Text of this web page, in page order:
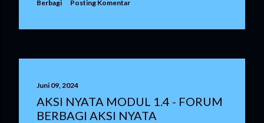
Berbagi Posting Komentar
Juni 09, 2024
AKSI NYATA MODUL 1.4 - FORUM
BERBAGI AKSI NYATA